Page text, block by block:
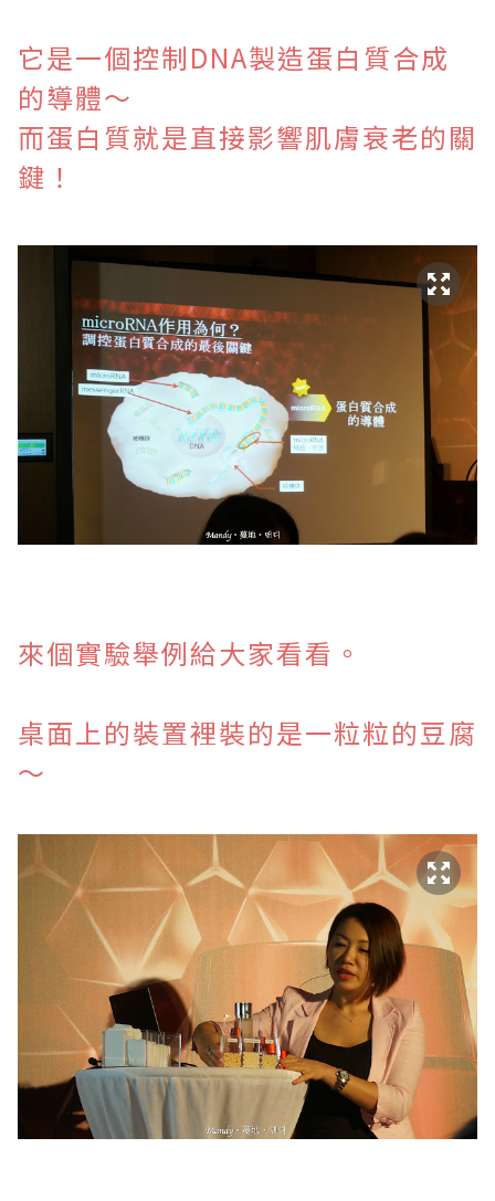
它是一個控制DNA製造蛋白質合成
的導體～
而蛋白質就是直接影響肌膚衰老的關
鍵！
來個實驗舉例給大家看看。
桌面上的裝置裡裝的是一粒粒的豆腐
～